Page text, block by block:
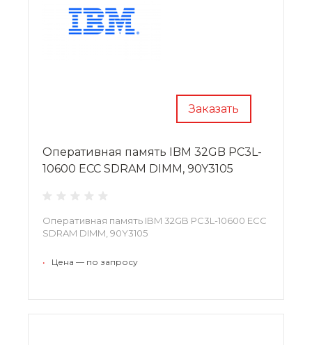
Заказать
Оперативная память IBM 32GB PC3L-
10600 ECC SDRAM DIMM, 90Y3105
Оперативная память IBM 32GB PC3L-10600 ECC
SDRAM DIMM, 90Y3105
• Цена — по запросу